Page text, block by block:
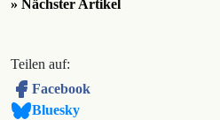
» Nächster Artikel
Teilen auf:
Facebook
Bluesky